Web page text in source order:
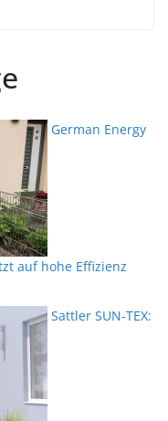
German Energy
auf hohe Effizienz
Sattler SUN-TEX: